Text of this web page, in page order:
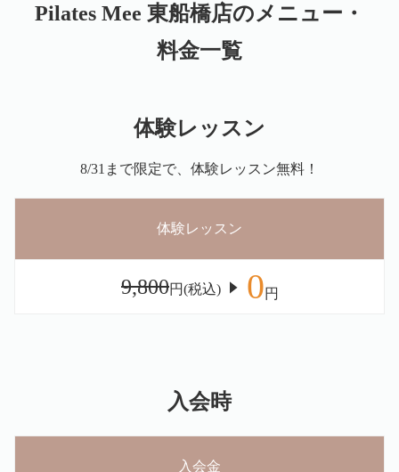
Pilates Mee 東船橋店のメニュー・
料金一覧
体験レッスン
8/31まで限定で、体験レッスン無料！
体験レッスン
9,800円(税込) 0円
入会時
入会金